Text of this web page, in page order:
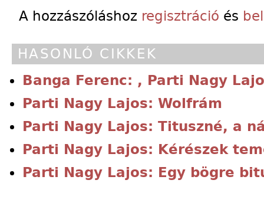
A hozzászóláshoz regisztráció és
HASONLÓ CIKKEK
Banga Ferenc: , Parti Nagy
Parti Nagy Lajos: Wolfrám
Parti Nagy Lajos: Tituszné, a
Parti Nagy Lajos: Kérészek
Parti Nagy Lajos: Egy bögre